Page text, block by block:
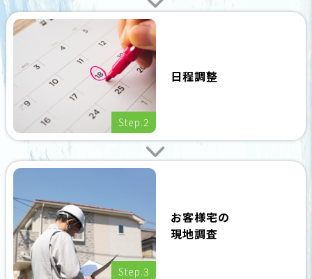
Step.2
日程調整
Step.3
お客様宅の
現地調査